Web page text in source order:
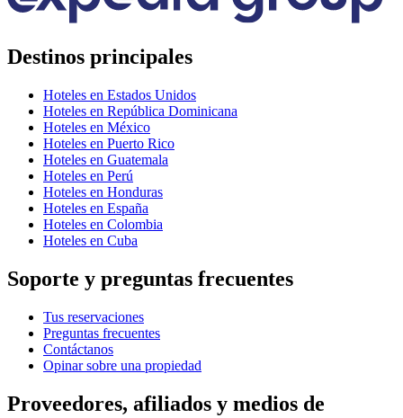
Destinos principales
Hoteles en Estados Unidos
Hoteles en República Dominicana
Hoteles en México
Hoteles en Puerto Rico
Hoteles en Guatemala
Hoteles en Perú
Hoteles en Honduras
Hoteles en España
Hoteles en Colombia
Hoteles en Cuba
Soporte y preguntas frecuentes
Tus reservaciones
Preguntas frecuentes
Contáctanos
Opinar sobre una propiedad
Proveedores, afiliados y medios de